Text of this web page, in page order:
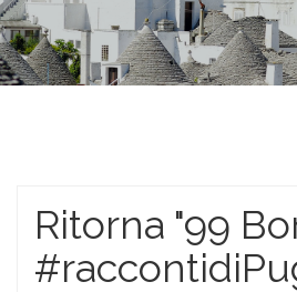
Ritorna "99